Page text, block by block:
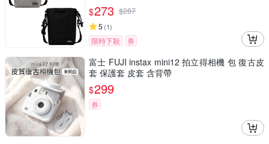
$273 $287
5 (1)
限時下殺 券
富士 FUJI instax mini12 拍立得相機 包 復古皮
套 保護套 皮套 含背帶
$299
券